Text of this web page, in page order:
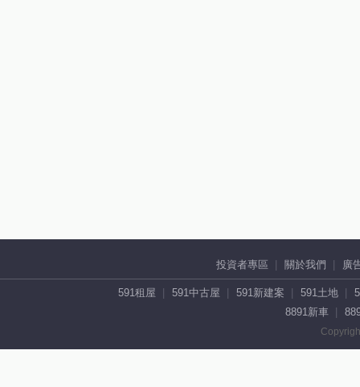
投資者專區 關於我們 廣
591租屋 591中古屋 591新建案 591土地
8891新車